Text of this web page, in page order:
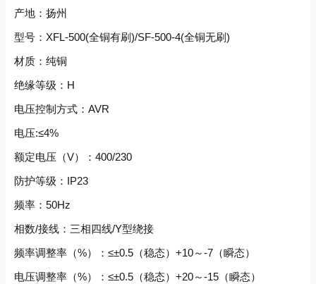
产地：扬州
型号：XFL-500(全铜有刷)/SF-500-4(全铜无刷)
材质：纯铜
绝缘等级：H
电压控制方式：AVR
电压:≤4%
额定电压（V）：400/230
防护等级：IP23
频率：50Hz
相数/接线：三相四线/Y型绕接
频率调整率（%）：≤±0.5（稳态）+10～-7（瞬态）
电压调整率（%）：≤±0.5（稳态）+20～-15（瞬态）